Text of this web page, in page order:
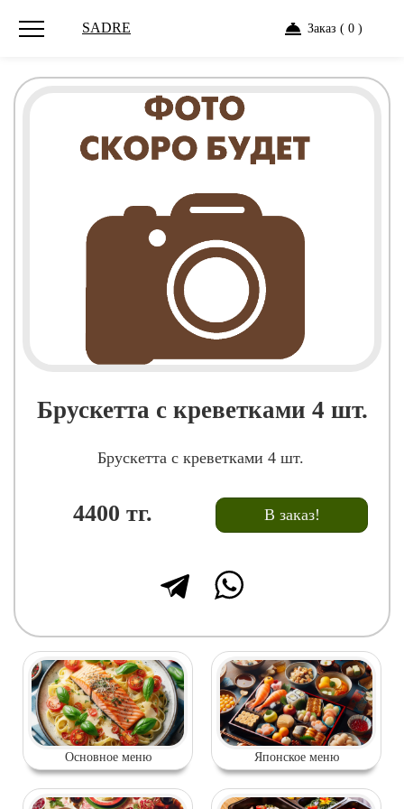
SADRE Заказ ( 0 )
Брускетта с креветками 4 шт.
Брускетта с креветками 4 шт.
4400 тг. В заказ!
Основное меню Японское меню